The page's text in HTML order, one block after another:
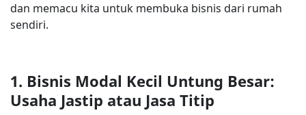
dan memacu kita untuk membuka bisnis dari rumah
sendiri.
1. Bisnis Modal Kecil Untung Besar:
Usaha Jastip atau Jasa Titip